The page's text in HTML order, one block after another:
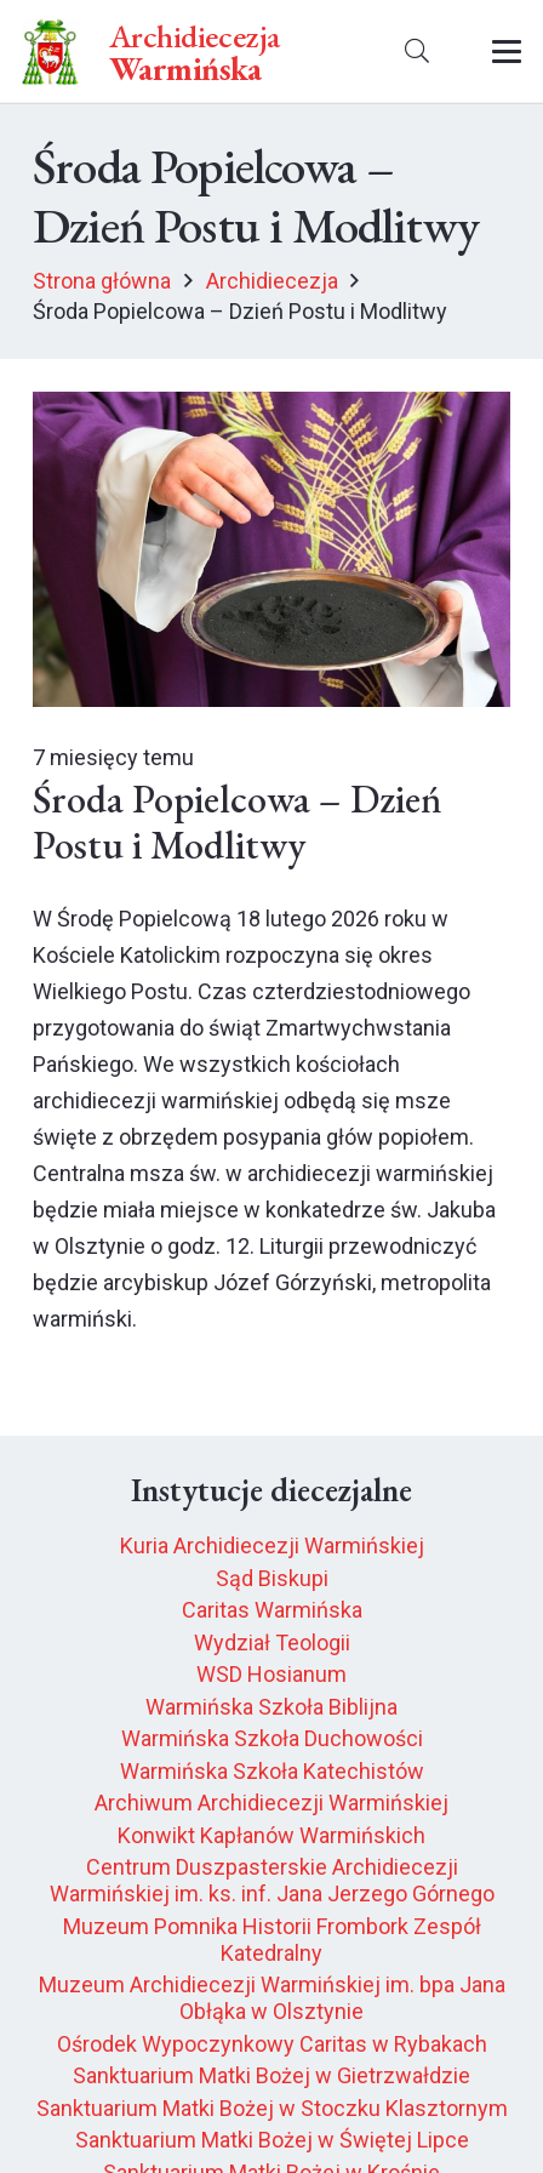
Archidiecezja
Warmińska
Środa Popielcowa –
Dzień Postu i Modlitwy
Strona główna
Archidiecezja
Środa Popielcowa – Dzień Postu i Modlitwy
7 miesięcy temu
Środa Popielcowa – Dzień
Postu i Modlitwy
W Środę Popielcową 18 lutego 2026 roku w
Kościele Katolickim rozpoczyna się okres
Wielkiego Postu. Czas czterdziestodniowego
przygotowania do świąt Zmartwychwstania
Pańskiego. We wszystkich kościołach
archidiecezji warmińskiej odbędą się msze
święte z obrzędem posypania głów popiołem.
Centralna msza św. w archidiecezji warmińskiej
będzie miała miejsce w konkatedrze św. Jakuba
w Olsztynie o godz. 12. Liturgii przewodniczyć
będzie arcybiskup Józef Górzyński, metropolita
warmiński.
Instytucje diecezjalne
Kuria Archidiecezji Warmińskiej
Sąd Biskupi
Caritas Warmińska
Wydział Teologii
WSD Hosianum
Warmińska Szkoła Biblijna
Warmińska Szkoła Duchowości
Warmińska Szkoła Katechistów
Archiwum Archidiecezji Warmińskiej
Konwikt Kapłanów Warmińskich
Centrum Duszpasterskie Archidiecezji
Warmińskiej im. ks. inf. Jana Jerzego Górnego
Muzeum Pomnika Historii Frombork Zespół
Katedralny
Muzeum Archidiecezji Warmińskiej im. bpa Jana
Obłąka w Olsztynie
Ośrodek Wypoczynkowy Caritas w Rybakach
Sanktuarium Matki Bożej w Gietrzwałdzie
Sanktuarium Matki Bożej w Stoczku Klasztornym
Sanktuarium Matki Bożej w Świętej Lipce